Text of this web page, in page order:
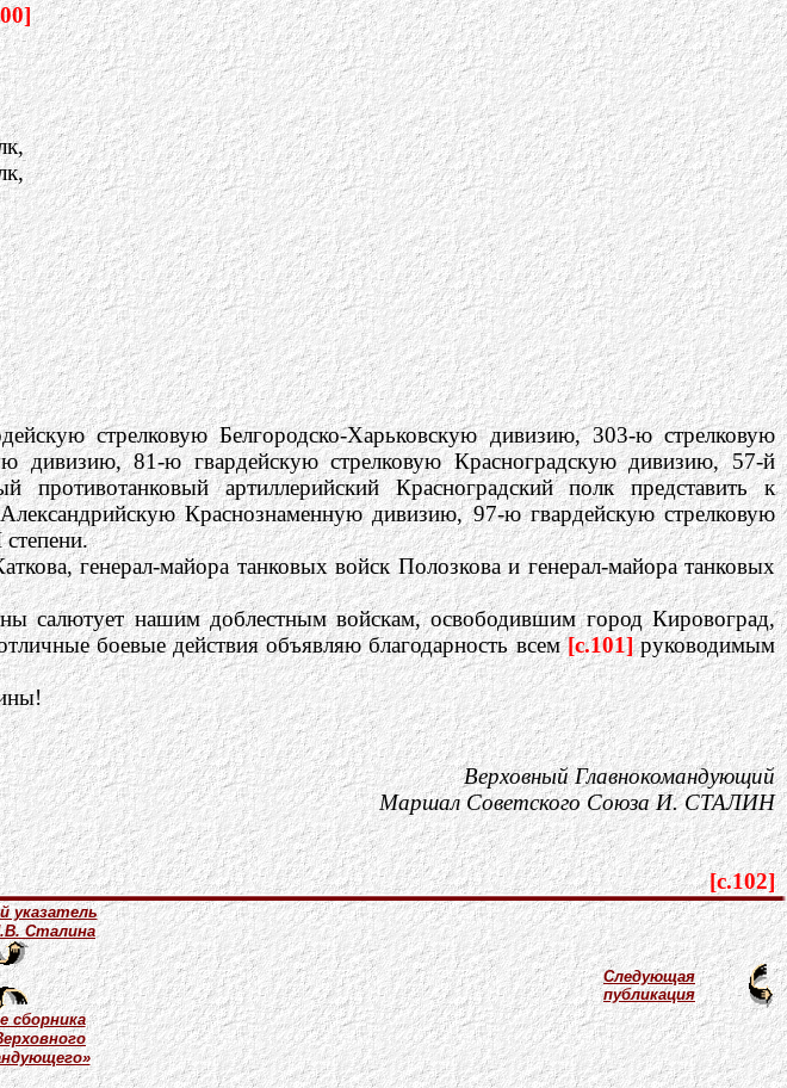
стрелковую Белгородско-Харьковскую дивизию, 303-ю стрелковую
дивизию, 81-ю гвардейскую стрелковую Красноградскую дивизию, 57-й
противотанковый артиллерийский Красноградский полк представить к
Краснознаменную дивизию, 97-ю гвардейскую стрелковую
генерал-майора танковых войск Полозкова и генерал-майора танковых
салютует нашим доблестным войскам, освободившим город Кировоград,
боевые действия объявляю благодарность всем[c.101] руководимым
Верховный Главнокомандующий
Маршал Советского Союза И. СТАЛИН
[c.102]
указатель
Сталина
сборника
Следующая
публикация